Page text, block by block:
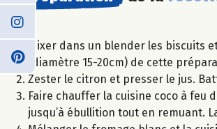
Mixer dans un blender les biscuits
(diamètre 15-20cm) de cette
Zester le citron et presser le jus.
Faire chauffer la cuisine coco à feu
jusqu’à ébullition tout en remuant.